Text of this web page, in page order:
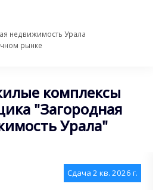
недвижимость Урала
рынке
комплексы
"Загородная
Урала"
Сдача 2 кв. 2026 г.